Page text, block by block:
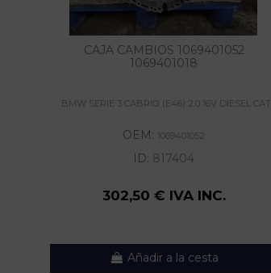
CAJA CAMBIOS 1069401052
1069401018
BMW SERIE 3 CABRIO (E46) 2.0 16V DIESEL CAT
OEM: 1069401052
ID: 817404
302,50 € IVA INC.
Añadir a la cesta